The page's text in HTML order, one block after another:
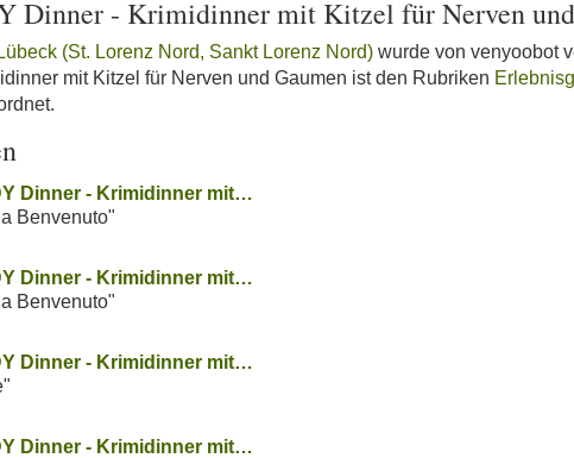
Dinner - Krimidinner mit Kitzel für Nerven
(St. Lorenz Nord, Sankt Lorenz Nord) wurde von venyoobot
mit Kitzel für Nerven und Gaumen ist den Rubriken
Dinner - Krimidinner mit…
Benvenuto"
Dinner - Krimidinner mit…
Benvenuto"
Dinner - Krimidinner mit…
Dinner - Krimidinner mit…